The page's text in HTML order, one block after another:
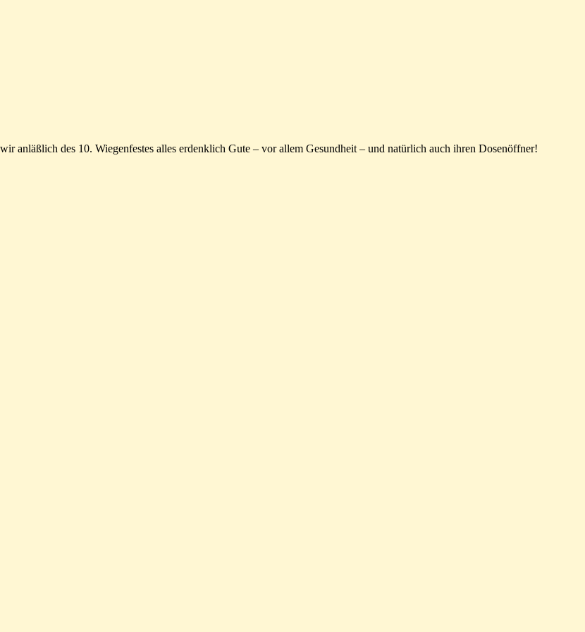
des 10. Wiegenfestes alles erdenklich Gute – vor allem Gesundheit – und natürlich auch ihren Dosenöffner!